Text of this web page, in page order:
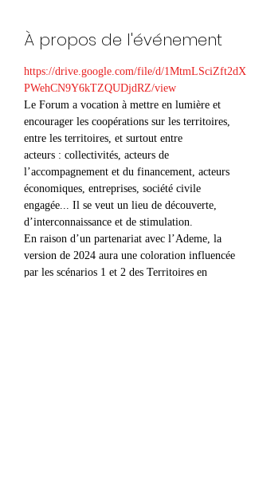
À propos de l'événement
https://drive.google.com/file/d/1MtmLSciZft2dX
PWehCN9Y6kTZQUDjdRZ/view
Le Forum a vocation à mettre en lumière et
encourager les coopérations sur les territoires,
entre les territoires, et surtout entre
acteurs : collectivités, acteurs de
l’accompagnement et du financement, acteurs
économiques, entreprises, société civile
engagée... Il se veut un lieu de découverte,
d’interconnaissance et de stimulation.
En raison d’un partenariat avec l’Ademe, la
version de 2024 aura une coloration influencée
par les scénarios 1 et 2 des Territoires en